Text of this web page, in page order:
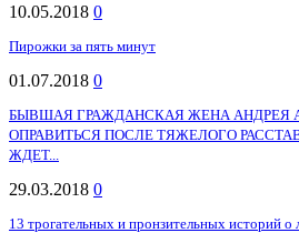
10.05.2018 0
Пирожки за пять минут
01.07.2018 0
БЫВШАЯ ГРАЖДАНСКАЯ ЖЕНА АНДРЕЯ
ОПРАВИТЬСЯ ПОСЛЕ ТЯЖЕЛОГО
ЖДЕТ...
29.03.2018 0
13 трогательных и пронзительных историй